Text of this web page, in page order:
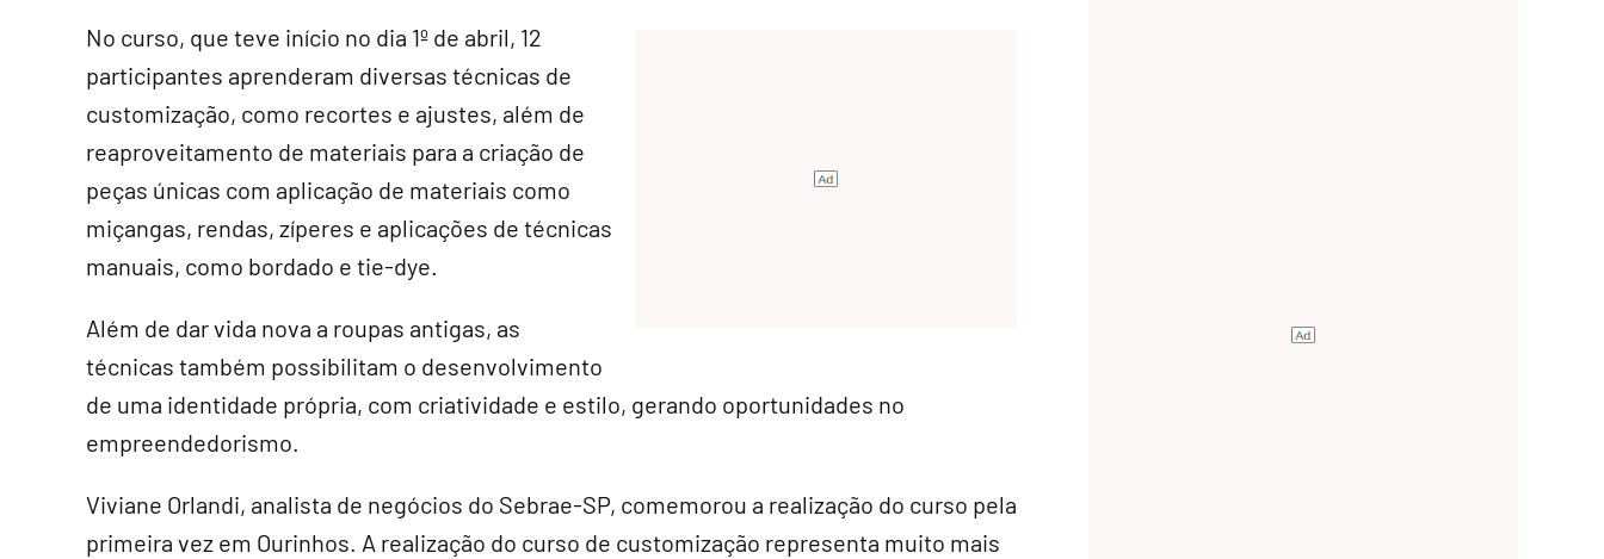
No curso, que teve início no dia 1º de abril, 12
participantes aprenderam diversas técnicas de
customização, como recortes e ajustes, além de
reaproveitamento de materiais para a criação de
peças únicas com aplicação de materiais como
miçangas, rendas, zíperes e aplicações de técnicas
manuais, como bordado e tie-dye.
Além de dar vida nova a roupas antigas, as
técnicas também possibilitam o desenvolvimento
de uma identidade própria, com criatividade e estilo, gerando oportunidades no
empreendedorismo.
Viviane Orlandi, analista de negócios do Sebrae-SP, comemorou a realização do curso pela
primeira vez em Ourinhos. A realização do curso de customização representa muito mais